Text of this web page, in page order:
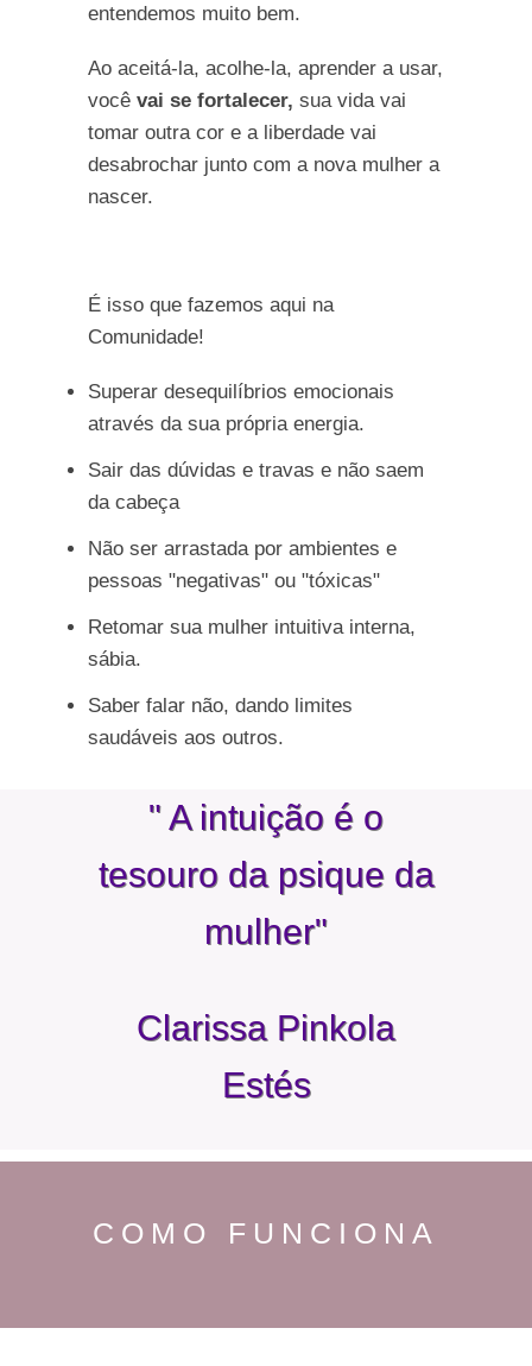
entendemos muito bem.
Ao aceitá-la, acolhe-la, aprender a usar,
você vai se fortalecer, sua vida vai
tomar outra cor e a liberdade vai
desabrochar junto com a nova mulher a
nascer.
É isso que fazemos aqui na
Comunidade!
Superar desequilíbrios emocionais
através da sua própria energia.
Sair das dúvidas e travas e não saem
da cabeça
Não ser arrastada por ambientes e
pessoas "negativas" ou "tóxicas"
Retomar sua mulher intuitiva interna,
sábia.
Saber falar não, dando limites
saudáveis aos outros.
" A intuição é o
tesouro da psique da
mulher"
Clarissa Pinkola
Estés
COMO FUNCIONA